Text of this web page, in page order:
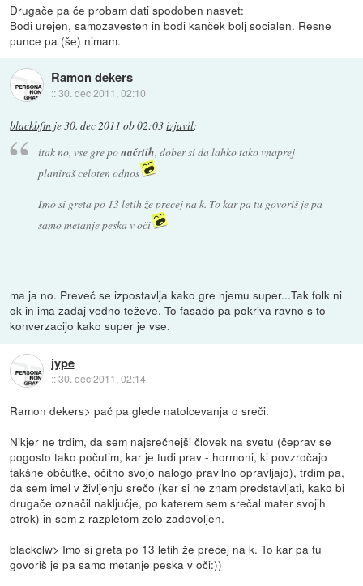
Drugače pa če probam dati spodoben nasvet:
Bodi urejen, samozavesten in bodi kanček bolj socialen. Resne
punce pa (še) nimam.
Ramon dekers
::30. dec 2011, 02:10
blackbfm je30. dec 2011 ob 02:03izjavil:
itak no, vse gre ponačrtih, dober si da lahko tako vnaprej
planiraš celoten odnos
Imo si greta po 13 letih že precej na k. To kar pa tu govoriš je pa
samo metanje peska v oči
ma ja no. Preveč se izpostavlja kako gre njemu super...Tak folk ni
ok in ima zadaj vedno teževe. To fasado pa pokriva ravno s to
konverzacijo kako super je vse.
jype
::30. dec 2011, 02:14
Ramon dekers> pač pa glede natolcevanja o sreči.
Nikjer ne trdim, da sem najsrečnejši človek na svetu (čeprav se
pogosto tako počutim, kar je tudi prav - hormoni, ki povzročajo
takšne občutke, očitno svojo nalogo pravilno opravljajo), trdim pa,
da sem imel v življenju srečo (ker si ne znam predstavljati, kako bi
drugače označil naključje, po katerem sem srečal mater svojih
otrok) in sem z razpletom zelo zadovoljen.
blackclw> Imo si greta po 13 letih že precej na k. To kar pa tu
govoriš je pa samo metanje peska v oči:))